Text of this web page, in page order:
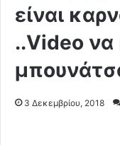
είναι
..Video να
3 Δεκεμβρίου, 2018